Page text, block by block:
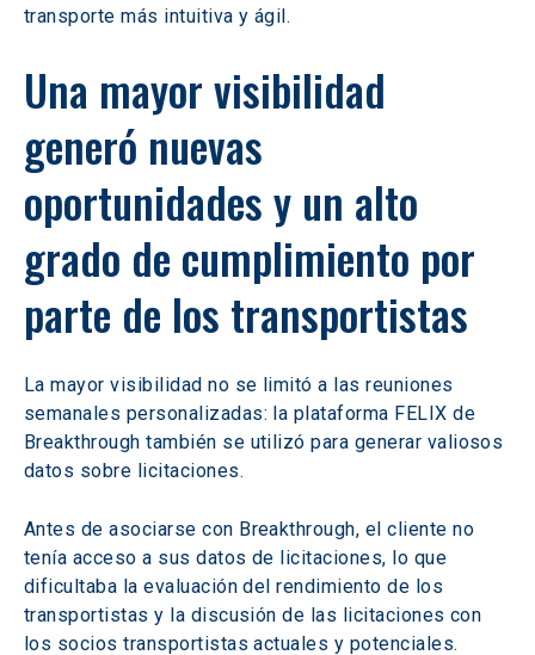
transporte más intuitiva y ágil.
Una mayor visibilidad
generó nuevas
oportunidades y un alto
grado de cumplimiento por
parte de los transportistas
La mayor visibilidad no se limitó a las reuniones
semanales personalizadas: la plataforma FELIX de
Breakthrough también se utilizó para generar valiosos
datos sobre licitaciones.
Antes de asociarse con Breakthrough, el cliente no
tenía acceso a sus datos de licitaciones, lo que
dificultaba la evaluación del rendimiento de los
transportistas y la discusión de las licitaciones con
los socios transportistas actuales y potenciales.